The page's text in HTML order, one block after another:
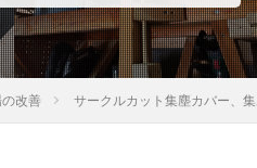
改善 サークルカット集塵カバー、